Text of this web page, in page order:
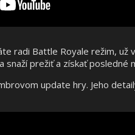
radi Battle Royale režim,
snaží prežiť a získať
update hry. Jeho